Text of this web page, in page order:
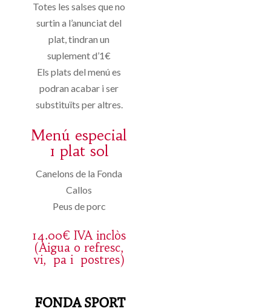
Totes les salses que no
surtin a l’anunciat del
plat, tindran un
suplement d’1€
Els plats del menú es
podran acabar i ser
substituïts per altres.
Menú especial
1 plat sol
Canelons de la Fonda
Callos
Peus de porc
14.00€ IVA inclòs
(Aigua o refresc,
vi, pa i postres)